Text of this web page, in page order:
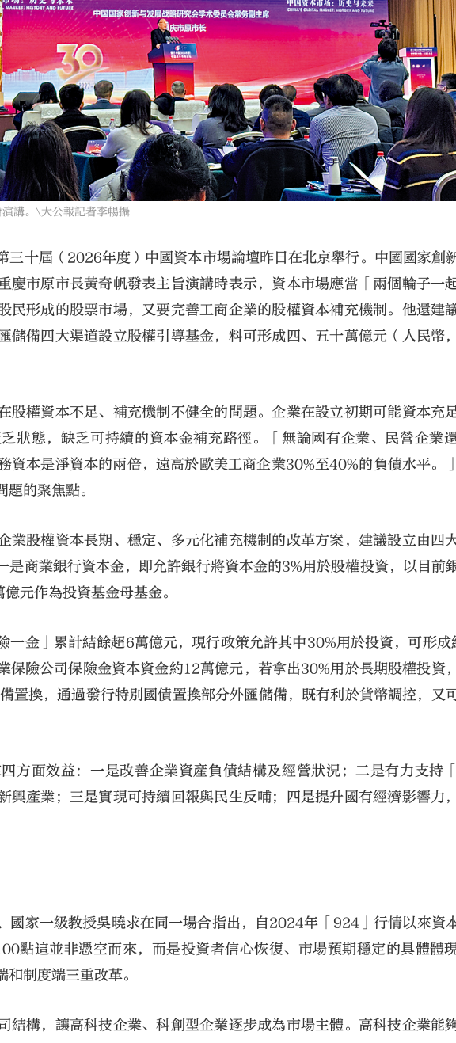
講。\大公報記者李暢攝
三十屆（2026年度）中國資本市場論壇昨日在北京舉行。中國國家創
慶市原市長黃奇帆發表主旨演講時表示，資本市場應當「兩個輪子一
民形成的股票市場，又要完善工商企業的股權資本補充機制。他還建
儲備四大渠道設立股權引導基金，料可形成四、五十萬億元（人民幣
股權資本不足、補充機制不健全的問題。企業在設立初期可能資本充
狀態，缺乏可持續的資本金補充路徑。「無論國有企業、民營企業
資本是淨資本的兩倍，遠高於歐美工商企業30%至40%的負債水平。
的聚焦點。
業股權資本長期、穩定、多元化補充機制的改革方案，建議設立由四
是商業銀行資本金，即允許銀行將資本金的3%用於股權投資，以目前
元作為投資基金母基金。
一金」累計結餘超6萬億元，現行政策允許其中30%用於投資，可形成
保險公司保險金資本資金約12萬億元，若拿出30%用於長期股權投資
置換，通過發行特別國債置換部分外匯儲備，既有利於貨幣調控，又
方面效益：一是改善企業資產負債結構及經營狀況；二是有力支持
興產業；三是實現可持續回報與民生反哺；四是提升國有經濟影響力
國家一級教授吳曉求在同一場合指出，自2024年「924」行情以來資
點這並非憑空而來，而是投資者信心恢復、市場預期穩定的具體體
制度端三重改革。
結構，讓高科技企業、科創型企業逐步成為市場主體。高科技企業能